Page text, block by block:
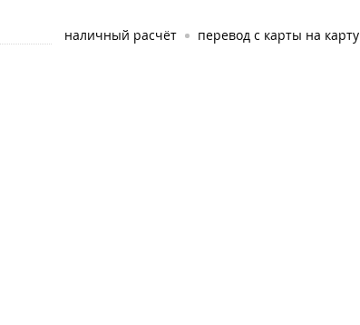
наличный расчёт перевод с карты на карту